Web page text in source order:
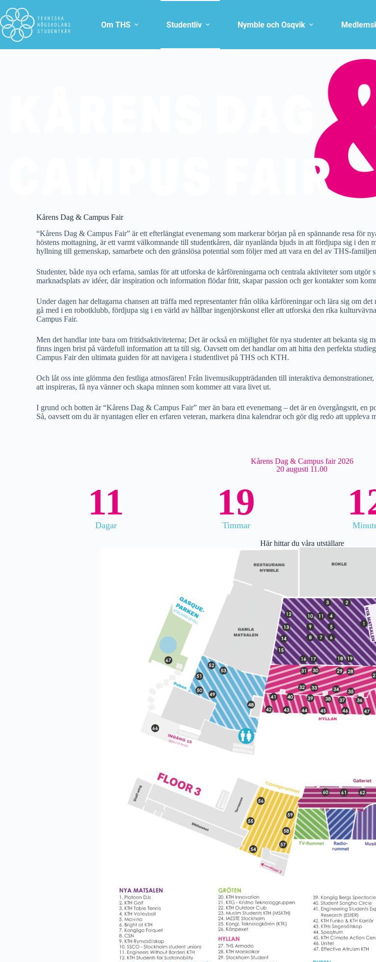
Om THS Studentliv Nymble och Osqvik
Kårens Dag & Campus Fair
“Kårens Dag & Campus Fair” är ett efterlängtat evenemang som markerar början på en spännande resa
höstens mottagning, är ett varmt välkomnande till studentkåren, där nyanlända bjuds in att fördjupa sig i den
hyllning till gemenskap, samarbete och den gränslösa potential som följer med att vara en del av THS-
Studenter, både nya och erfarna, samlas för att utforska de kårföreningarna och centrala aktiviteter som
marknadsplats av idéer, där inspiration och information flödar fritt, skapar passion och ger kontakter som
Under dagen har deltagarna chansen att träffa med representanter från olika kårföreningar och lära sig om
gå med i en robotklubb, fördjupa sig i en värld av hållbar ingenjörskonst eller att utforska den rika
Campus Fair.
Men det handlar inte bara om fritidsaktiviteterna; Det är också en möjlighet för nya studenter att bekanta sig
finns ingen brist på värdefull information att ta till sig. Oavsett om det handlar om att hitta den perfekta
Campus Fair den ultimata guiden för att navigera i studentlivet på THS och KTH.
Och låt oss inte glömma den festliga atmosfären! Från livemusikuppträdanden till interaktiva
att inspireras, få nya vänner och skapa minnen som kommer att vara livet ut.
I grund och botten är “Kårens Dag & Campus Fair” mer än bara ett evenemang – det är en övergångsrit,
Så, oavsett om du är nyantagen eller en erfaren veteran, markera dina kalendrar och gör dig redo att
Kårens Dag & Campus fair 2026
20 augusti 11.00
11
Dagar
19
Timmar
Här hittar du våra utställare